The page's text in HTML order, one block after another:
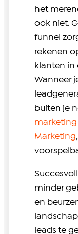
het
ook niet.
funnel
rekenen
klanten in
Wanneer
buiten je
marketing
Marketing
minder
en
leads te